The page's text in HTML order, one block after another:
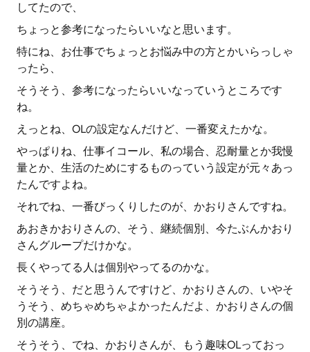
してたので、
ちょっと参考になったらいいなと思います。
特にね、お仕事でちょっとお悩み中の方とかいらっしゃ
ったら、
そうそう、参考になったらいいなっていうところです
ね。
えっとね、OLの設定なんだけど、一番変えたかな。
やっぱりね、仕事イコール、私の場合、忍耐量とか我慢
量とか、生活のためにするものっていう設定が元々あっ
たんですよね。
それでね、一番びっくりしたのが、かおりさんですね。
あおきかおりさんの、そう、継続個別、今たぶんかおり
さんグループだけかな。
長くやってる人は個別やってるのかな。
そうそう、だと思うんですけど、かおりさんの、いやそ
うそう、めちゃめちゃよかったんだよ、かおりさんの個
別の講座。
そうそう、でね、かおりさんが、もう趣味OLっておっ